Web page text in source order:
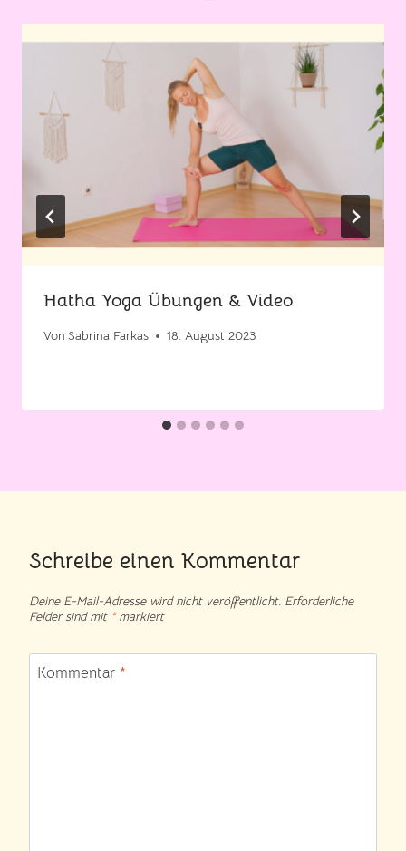
Hatha Yoga Übungen & Video
Von Sabrina Farkas 18. August 2023
Schreibe einen Kommentar
Deine E-Mail-Adresse wird nicht veröffentlicht. Erforderliche
Felder sind mit *markiert
Kommentar *